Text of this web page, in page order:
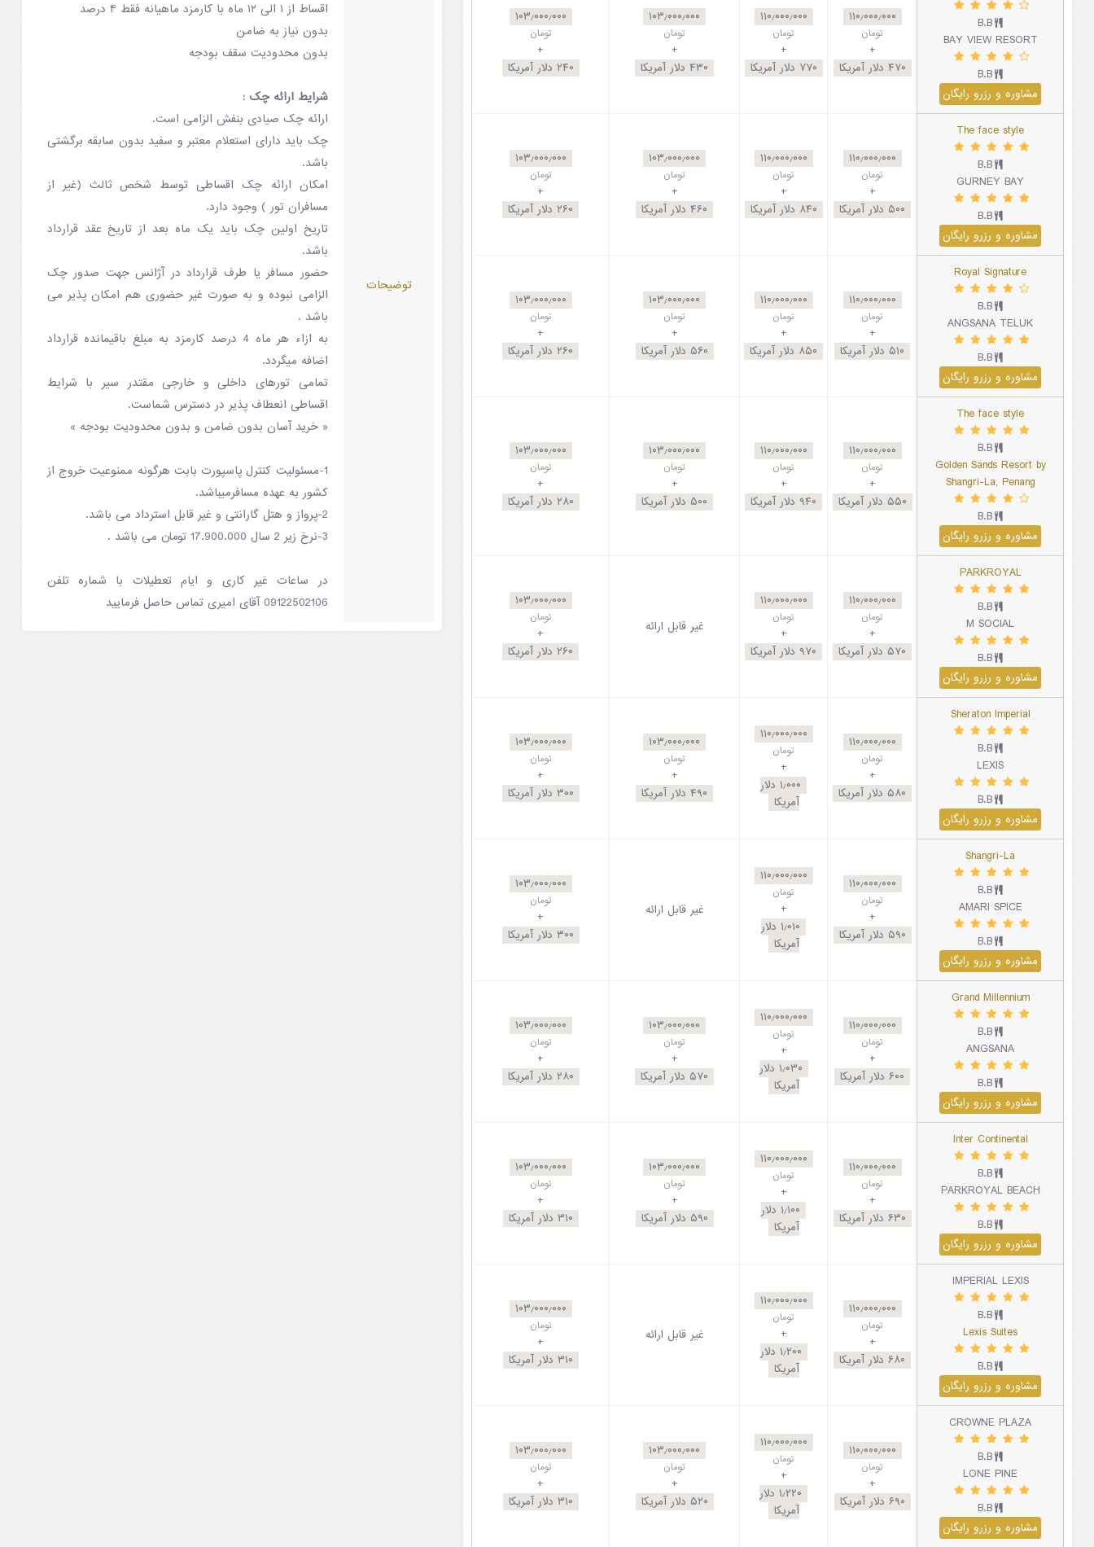
B.B
BAY VIEW RESORT
B.B
مشاوره و رزرو رایگان
۱۱۰٫۰۰۰٫۰۰۰
تومان
+
۴۷۰ دلار آمریکا
۱۱۰٫۰۰۰٫۰۰۰
تومان
+
۷۷۰ دلار آمریکا
۱۰۳٫۰۰۰٫۰۰۰
تومان
+
۴۳۰ دلار آمریکا
۱۰۳٫۰۰۰٫۰۰۰
تومان
+
۲۴۰ دلار آمریکا
The face style
B.B
GURNEY BAY
B.B
مشاوره و رزرو رایگان
۱۱۰٫۰۰۰٫۰۰۰
تومان
+
۵۰۰ دلار آمریکا
۱۱۰٫۰۰۰٫۰۰۰
تومان
+
۸۴۰ دلار آمریکا
۱۰۳٫۰۰۰٫۰۰۰
تومان
+
۴۶۰ دلار آمریکا
۱۰۳٫۰۰۰٫۰۰۰
تومان
+
۲۶۰ دلار آمریکا
Royal Signature
B.B
ANGSANA TELUK
B.B
مشاوره و رزرو رایگان
۱۱۰٫۰۰۰٫۰۰۰
تومان
+
۵۱۰ دلار آمریکا
۱۱۰٫۰۰۰٫۰۰۰
تومان
+
۸۵۰ دلار آمریکا
۱۰۳٫۰۰۰٫۰۰۰
تومان
+
۵۶۰ دلار آمریکا
۱۰۳٫۰۰۰٫۰۰۰
تومان
+
۲۶۰ دلار آمریکا
The face style
B.B
Golden Sands Resort by
Shangri-La, Penang
B.B
مشاوره و رزرو رایگان
۱۱۰٫۰۰۰٫۰۰۰
تومان
+
۵۵۰ دلار آمریکا
۱۱۰٫۰۰۰٫۰۰۰
تومان
+
۹۴۰ دلار آمریکا
۱۰۳٫۰۰۰٫۰۰۰
تومان
+
۵۰۰ دلار آمریکا
۱۰۳٫۰۰۰٫۰۰۰
تومان
+
۲۸۰ دلار آمریکا
PARKROYAL
B.B
M SOCIAL
B.B
مشاوره و رزرو رایگان
۱۱۰٫۰۰۰٫۰۰۰
تومان
+
۵۷۰ دلار آمریکا
۱۱۰٫۰۰۰٫۰۰۰
تومان
+
۹۷۰ دلار آمریکا
غیر قابل ارائه
۱۰۳٫۰۰۰٫۰۰۰
تومان
+
۲۶۰ دلار آمریکا
Sheraton Imperial
B.B
LEXIS
B.B
مشاوره و رزرو رایگان
۱۱۰٫۰۰۰٫۰۰۰
تومان
+
۵۸۰ دلار آمریکا
۱۱۰٫۰۰۰٫۰۰۰
تومان
+
۱٫۰۰۰ دلار
آمریکا
۱۰۳٫۰۰۰٫۰۰۰
تومان
+
۴۹۰ دلار آمریکا
۱۰۳٫۰۰۰٫۰۰۰
تومان
+
۳۰۰ دلار آمریکا
Shangri-La
B.B
AMARI SPICE
B.B
مشاوره و رزرو رایگان
۱۱۰٫۰۰۰٫۰۰۰
تومان
+
۵۹۰ دلار آمریکا
۱۱۰٫۰۰۰٫۰۰۰
تومان
+
۱٫۰۱۰ دلار
آمریکا
غیر قابل ارائه
۱۰۳٫۰۰۰٫۰۰۰
تومان
+
۳۰۰ دلار آمریکا
Grand Millennium
B.B
ANGSANA
B.B
مشاوره و رزرو رایگان
۱۱۰٫۰۰۰٫۰۰۰
تومان
+
۶۰۰ دلار آمریکا
۱۱۰٫۰۰۰٫۰۰۰
تومان
+
۱٫۰۳۰ دلار
آمریکا
۱۰۳٫۰۰۰٫۰۰۰
تومان
+
۵۷۰ دلار آمریکا
۱۰۳٫۰۰۰٫۰۰۰
تومان
+
۲۸۰ دلار آمریکا
Inter Continental
B.B
PARKROYAL BEACH
B.B
مشاوره و رزرو رایگان
۱۱۰٫۰۰۰٫۰۰۰
تومان
+
۶۳۰ دلار آمریکا
۱۱۰٫۰۰۰٫۰۰۰
تومان
+
۱٫۱۰۰ دلار
آمریکا
۱۰۳٫۰۰۰٫۰۰۰
تومان
+
۵۹۰ دلار آمریکا
۱۰۳٫۰۰۰٫۰۰۰
تومان
+
۳۱۰ دلار آمریکا
IMPERIAL LEXIS
B.B
Lexis Suites
B.B
مشاوره و رزرو رایگان
۱۱۰٫۰۰۰٫۰۰۰
تومان
+
۶۸۰ دلار آمریکا
۱۱۰٫۰۰۰٫۰۰۰
تومان
+
۱٫۲۰۰ دلار
آمریکا
غیر قابل ارائه
۱۰۳٫۰۰۰٫۰۰۰
تومان
+
۳۱۰ دلار آمریکا
CROWNE PLAZA
B.B
LONE PINE
B.B
مشاوره و رزرو رایگان
۱۱۰٫۰۰۰٫۰۰۰
تومان
+
۶۹۰ دلار آمریکا
۱۱۰٫۰۰۰٫۰۰۰
تومان
+
۱٫۲۲۰ دلار
آمریکا
۱۰۳٫۰۰۰٫۰۰۰
تومان
+
۵۲۰ دلار آمریکا
۱۰۳٫۰۰۰٫۰۰۰
تومان
+
۳۱۰ دلار آمریکا
توضيحات
اقساط از ۱ الی ۱۲ ماه با کارمزد ماهیانه فقط ۴ درصد
بدون نیاز به ضامن
بدون محدودیت سقف بودجه
شرایط ارائه چک :
ارائه چک صیادی بنفش الزامی است.
چک باید دارای استعلام معتبر و سفید بدون سابقه برگشتی
باشد.
امکان ارائه چک اقساطی توسط شخص ثالث (غیر از
مسافران تور ) وجود دارد.
تاریخ اولین چک باید یک ماه بعد از تاریخ عقد قرارداد
باشد.
حضور مسافر یا طرف قرارداد در آژانس جهت صدور چک
الزامی نبوده و به صورت غیر حضوری هم امکان پذیر می
باشد .
به ازاء هر ماه 4 درصد کارمزد به مبلغ باقیمانده قرارداد
اضافه میگردد.
تمامی تورهای داخلی و خارجی مقتدر سیر با شرایط
اقساطی انعطاف پذیر در دسترس شماست.
« خرید آسان بدون ضامن و بدون محدودیت بودجه »
1-مسئولیت کنترل پاسپورت بابت هرگونه ممنوعیت خروج از
کشور به عهده مسافرمیباشد.
2-پرواز و هتل گارانتی و غیر قابل استرداد می باشد.
3-نرخ زیر 2 سال 17.900.000 تومان می باشد .
در ساعات غیر کاری و ایام تعطیلات با شماره تلفن
09122502106 آقای امیری تماس حاصل فرمایید